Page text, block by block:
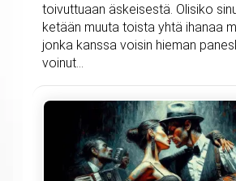
toivuttuaan äskeisestä. Olisiko
ketään muuta toista yhtä ihanaa
jonka kanssa voisin hieman
voinut...